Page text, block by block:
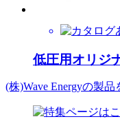
低圧用オリジ
(株)Wave Energyの製